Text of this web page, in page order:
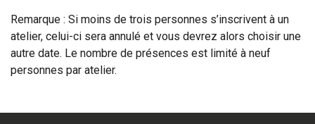
Remarque : Si moins de trois personnes s’inscrivent à un
atelier, celui-ci sera annulé et vous devrez alors choisir une
autre date. Le nombre de présences est limité à neuf
personnes par atelier.